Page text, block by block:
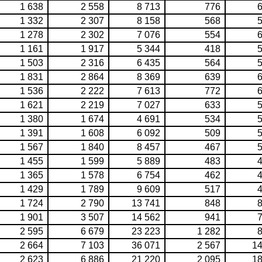
1 638 2 558 8 713 776
1 332 2 307 8 158 568
1 278 2 302 7 076 554
1 161 1 917 5 344 418
1 503 2 316 6 435 564
1 831 2 864 8 369 639
1 536 2 222 7 613 772
1 621 2 219 7 027 633
1 380 1 674 4 691 534
1 391 1 608 6 092 509
1 567 1 840 8 457 467
1 455 1 599 5 889 483
1 365 1 578 6 754 462
1 429 1 789 9 609 517
1 724 2 790 13 741 848
1 901 3 507 14 562 941
2 595 6 679 23 223 1 282
2 664 7 103 36 071 2 567
2 623 6 886 21 220 2 095